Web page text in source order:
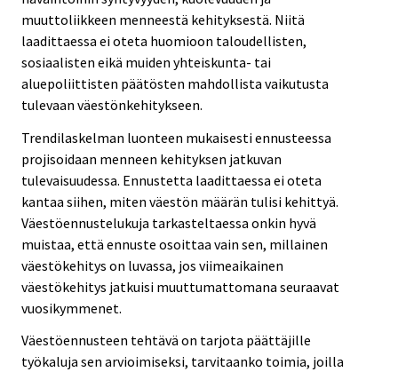
muuttoliikkeen menneestä kehityksestä. Niitä
laadittaessa ei oteta huomioon taloudellisten,
sosiaalisten eikä muiden yhteiskunta- tai
aluepoliittisten päätösten mahdollista vaikutusta
tulevaan väestönkehitykseen.
Trendilaskelman luonteen mukaisesti ennusteessa
projisoidaan menneen kehityksen jatkuvan
tulevaisuudessa. Ennustetta laadittaessa ei oteta
kantaa siihen, miten väestön määrän tulisi kehittyä.
Väestöennustelukuja tarkasteltaessa onkin hyvä
muistaa, että ennuste osoittaa vain sen, millainen
väestökehitys on luvassa, jos viimeaikainen
väestökehitys jatkuisi muuttumattomana seuraavat
vuosikymmenet.
Väestöennusteen tehtävä on tarjota päättäjille
työkaluja sen arvioimiseksi, tarvitaanko toimia, joilla